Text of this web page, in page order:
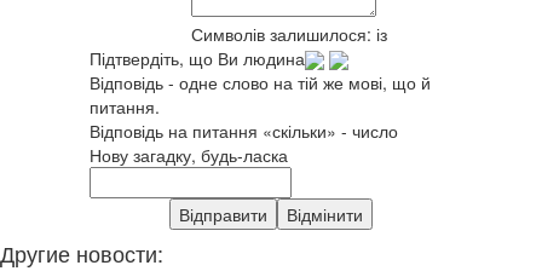
Символів залишилося: із
Підтвердіть, що Ви людина
Відповідь - одне слово на тій же мові, що й
питання.
Відповідь на питання «скільки» - число
Нову загадку, будь-ласка
Другие новости: